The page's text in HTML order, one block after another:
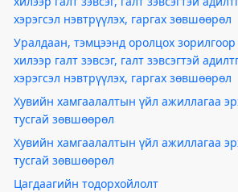
хэрэгсэл нэвтрүүлэх, гаргах зөвшөөрөл
Уралдаан, тэмцээнд оролцох
хилээр галт зэвсэг, галт зэвсэгтэй
хэрэгсэл нэвтрүүлэх, гаргах зөвшөөрөл
Хувийн хамгаалалтын үйл ажиллагаа
тусгай зөвшөөрөл
Хувийн хамгаалалтын үйл ажиллагаа
тусгай зөвшөөрөл
Цагдаагийн тодорхойлолт